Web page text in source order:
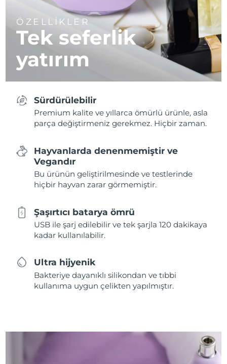
ÖZELLİKLER
Tek seferlik
yatırım
Sürdürülebilir
Premium kalite ve yıllarca ömürlü ürünle, asla
parça değiştirmeniz gerekmez. Hiçbir zaman.
Hayvanlarda denenmemiştir ve
Vegandır
Bu ürünün geliştirilmesinde ve testlerinde
hiçbir hayvan zarar görmemiştir.
Şaşırtıcı batarya ömrü
USB ile şarj edilebilir ve tek şarjla 120 dakikaya
kadar kullanılabilir.
Ultra hijyenik
Bakteriye dayanıklı silikondan ve tıbbi
kullanıma uygun çelikten yapılmıştır.